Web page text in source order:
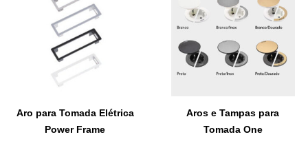
Aro para Tomada Elétrica
Power Frame
Aros e Tampas para
Tomada One